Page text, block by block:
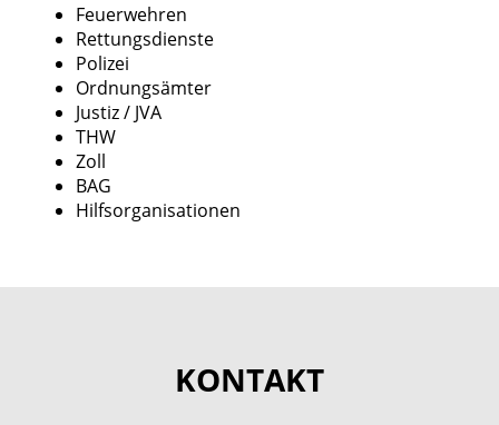
Feuerwehren
Rettungsdienste
Polizei
Ordnungsämter
Justiz / JVA
THW
Zoll
BAG
Hilfsorganisationen
KONTAKT